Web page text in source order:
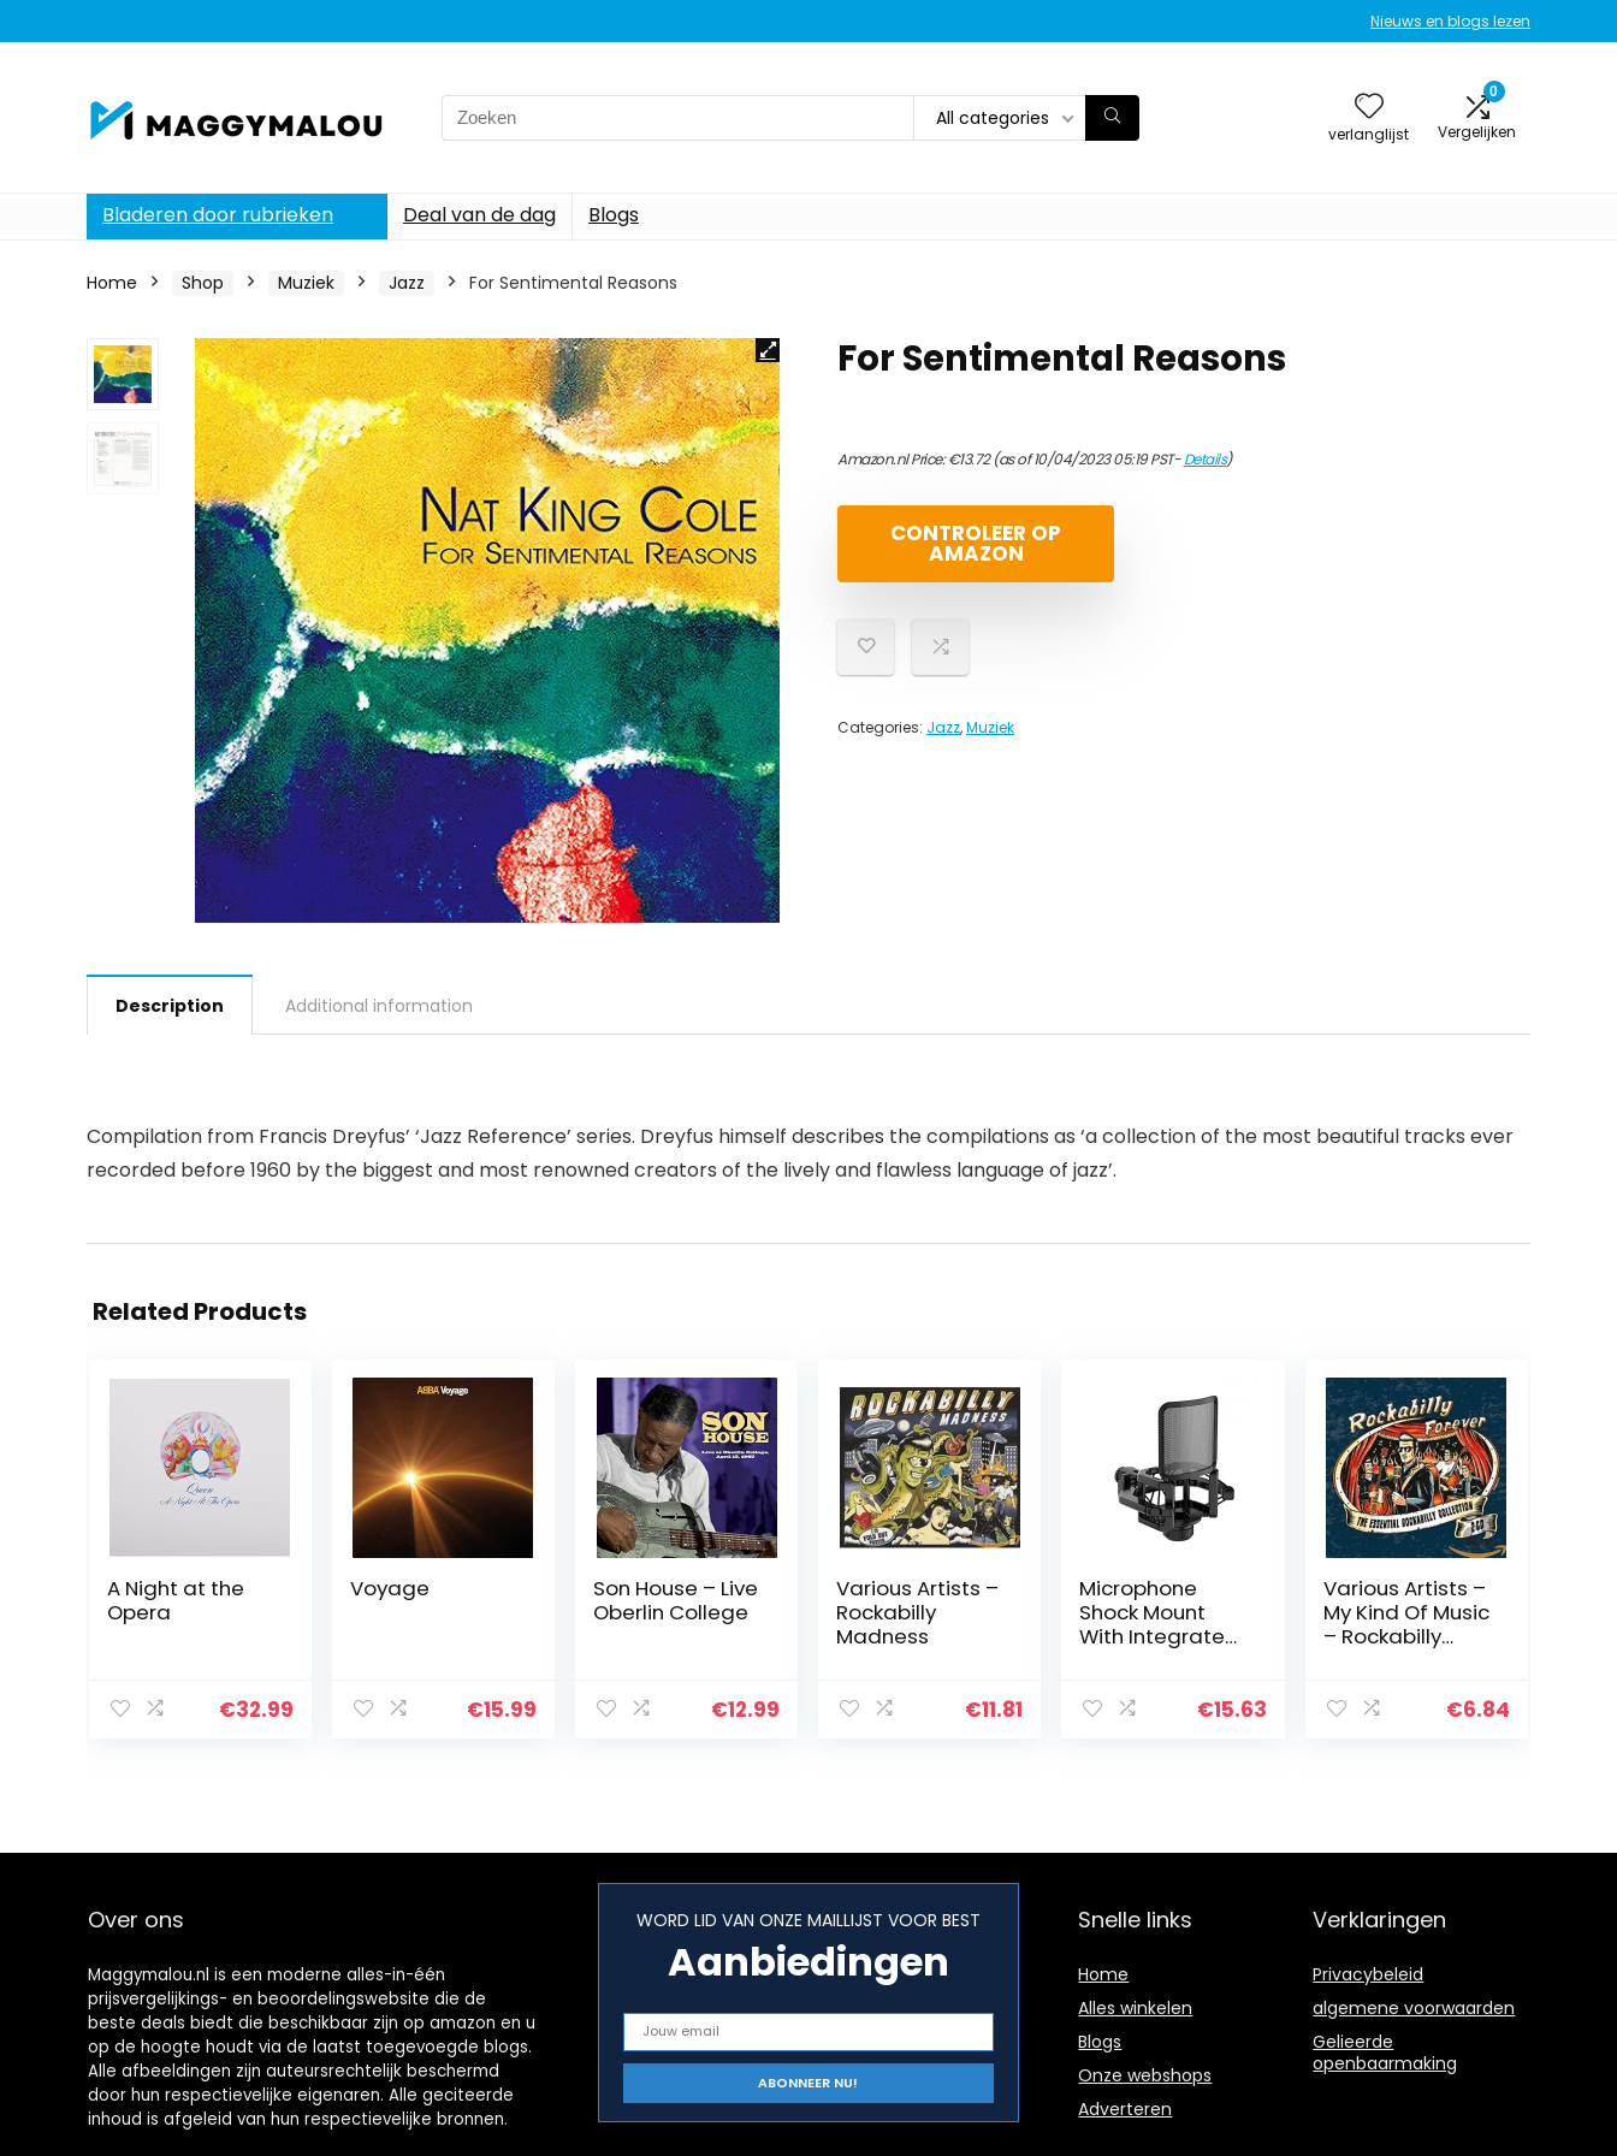
Nieuws en blogs lezen
Search
for:
All categories
verlanglijst
0
Vergelijken
Bladeren door rubrieken Deal van de dag Blogs
Home Shop Muziek Jazz For Sentimental Reasons
For Sentimental Reasons
Amazon.nl Price:€13.72(as of 10/04/2023 05:19 PST-Details)
CONTROLEER OP
AMAZON
Categories: Jazz,Muziek
Description Additional information
Compilation from Francis Dreyfus’ ‘Jazz Reference’ series. Dreyfus himself describes the compilations as ‘a collection of the most beautiful tracks ever
recorded before 1960 by the biggest and most renowned creators of the lively and flawless language of jazz’.
Related Products
A Night at the
Opera
€32.99
Voyage
€15.99
Son House – Live
Oberlin College
€12.99
Various Artists –
Rockabilly
Madness
€11.81
Microphone
Shock Mount
With Integrated
Mount With Pop
€15.63
Various Artists –
My Kind Of Music
– Rockabilly
€6.84
Over ons
Maggymalou.nl is een moderne alles-in-één
prijsvergelijkings- en beoordelingswebsite die de
beste deals biedt die beschikbaar zijn op amazon en u
op de hoogte houdt via de laatst toegevoegde blogs.
Alle afbeeldingen zijn auteursrechtelijk beschermd
door hun respectievelijke eigenaren. Alle geciteerde
inhoud is afgeleid van hun respectievelijke bronnen.
WORD LID VAN ONZE MAILLIJST VOOR BEST
Aanbiedingen
Snelle links
Home
Alles winkelen
Blogs
Onze webshops
Adverteren
Verklaringen
Privacybeleid
algemene voorwaarden
Gelieerde
openbaarmaking